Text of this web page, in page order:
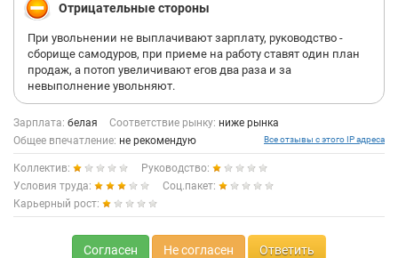
Отрицательные стороны
При увольнении не выплачивают зарплату, руководство -
сборище самодуров, при приеме на работу ставят один план
продаж, а потоп увеличивают егов два раза и за
невыполнение увольняют.
Зарплата: белая Соответствие рынку: ниже рынка
Общее впечатление: не рекомендую Все отзывы с этого IP адреса
Коллектив:
Руководство:
Условия труда:
Соц.пакет:
Карьерный рост:
Согласен Не согласен Ответить